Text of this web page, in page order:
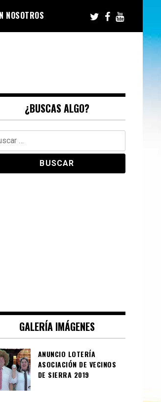
NOSOTROS
¿BUSCAS ALGO?
GALERÍA IMÁGENES
ANUNCIO LOTERÍA
ASOCIACIÓN DE VECINOS
DE SIERRA 2019